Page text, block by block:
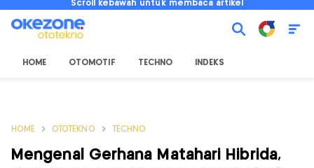
Scroll kebawah untuk membaca artikel
HOME OTOMOTIF TECHNO INDEKS
HOME OTOTEKNO TECHNO
Mengenal Gerhana Matahari Hibrida,